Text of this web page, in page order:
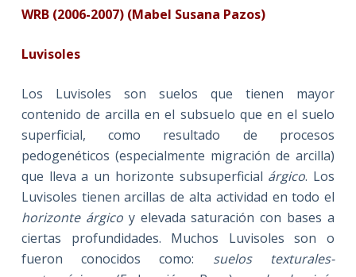
WRB (2006-2007) (Mabel Susana Pazos)
Luvisoles
Los Luvisoles son suelos que tienen mayor
contenido de arcilla en el subsuelo que en el suelo
superficial, como resultado de procesos
pedogenéticos (especialmente migración de arcilla)
que lleva a un horizonte subsuperficial árgico. Los
Luvisoles tienen arcillas de alta actividad en todo el
horizonte árgicoy elevada saturación con bases a
ciertas profundidades. Muchos Luvisoles son o
fueron conocidos como: suelos texturales-